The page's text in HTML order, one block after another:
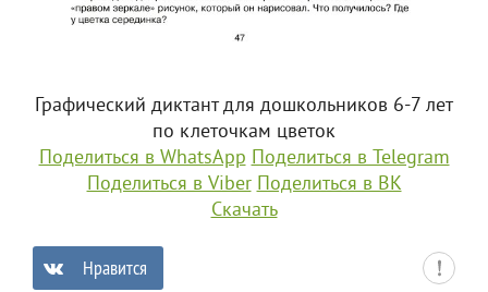
Графический диктант для дошкольников 6-7 лет
по клеточкам цветок
Поделиться в WhatsApp Поделиться в Telegram
Поделиться в Viber Поделиться в ВК
Скачать
Нравится